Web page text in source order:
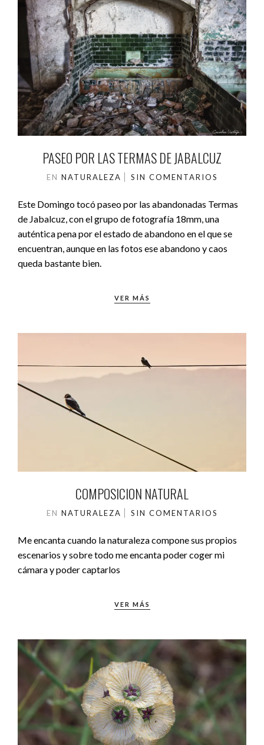
PASEO POR LAS TERMAS DE JABALCUZ
EN NATURALEZA SIN COMENTARIOS
Este Domingo tocó paseo por las abandonadas Termas
de Jabalcuz, con el grupo de fotografía 18mm, una
auténtica pena por el estado de abandono en el que se
encuentran, aunque en las fotos ese abandono y caos
queda bastante bien.
VER MÁS
COMPOSICION NATURAL
EN NATURALEZA SIN COMENTARIOS
Me encanta cuando la naturaleza compone sus propios
escenarios y sobre todo me encanta poder coger mi
cámara y poder captarlos
VER MÁS